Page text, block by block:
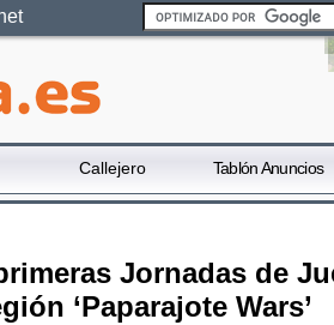
Callejero Tablón Anuncios
Jornadas de
‘Paparajote Wars’